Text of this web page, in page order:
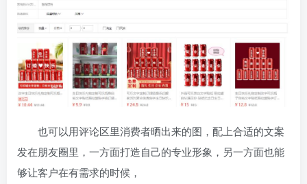
也可以用评论区里消费者晒出来的图，配上合适的文案
发在朋友圈里，一方面打造自己的专业形象，另一方面也能
够让客户在有需求的时候，